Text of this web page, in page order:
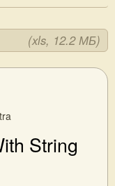
(xls, 12.2 МБ)
String